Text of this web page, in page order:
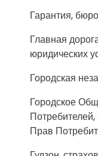
Гарантия,
Главная
юридических
Городская
Городское
Прав